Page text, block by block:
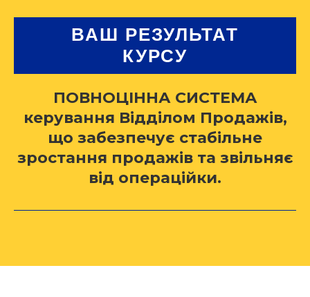
ВАШ РЕЗУЛЬТАТ
КУРСУ
ПОВНОЦІННА СИСТЕМА
керування Відділом Продажів,
що забезпечує стабільне
зростання продажів та звільняє
від операційки.